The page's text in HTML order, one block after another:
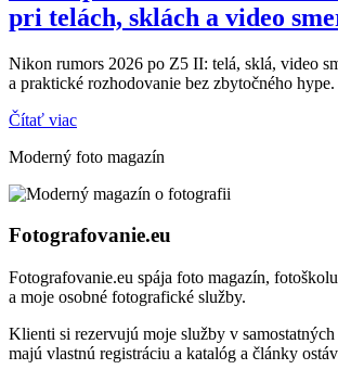
pri telách, sklách a video
Nikon rumors 2026 po Z5 II: telá, sklá, video
a praktické rozhodovanie bez zbytočného hype.
Čítať viac
Moderný foto magazín
Fotografovanie.eu
Fotografovanie.eu spája foto magazín,
a moje osobné fotografické služby.
Klienti si rezervujú moje služby v
majú vlastnú registráciu a katalóg a články